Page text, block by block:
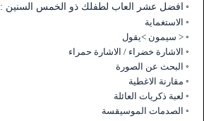
افضل عشر العاب لطفلك ذو الخمس السنين :
الاستغماية
< سيمون >يقول
الاشارة خضراء / الاشارة حمراء
البحث عن الصورة
مقارنة الاغطية
لعبة ذكريات العائلة
الصدمات الموسيقسة